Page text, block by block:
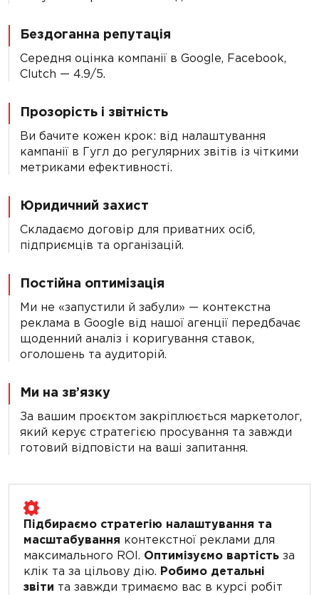
Бездоганна репутація
Середня оцінка компанії в Google, Facebook,
Clutch — 4.9/5.
Прозорість і звітність
Ви бачите кожен крок: від налаштування
кампанії в Гугл до регулярних звітів із чіткими
метриками ефективності.
Юридичний захист
Складаємо договір для приватних осіб,
підприємців та організацій.
Постійна оптимізація
Ми не «запустили й забули» — контекстна
реклама в Google від нашої агенції передбачає
щоденний аналіз і коригування ставок,
оголошень та аудиторій.
Ми на зв’язку
За вашим проєктом закріплюється маркетолог,
який керує стратегією просування та завжди
готовий відповісти на ваші запитання.
Підбираємо стратегію налаштування та
масштабування контекстної реклами для
максимального ROI. Оптимізуємо вартість за
клік та за цільову дію. Робимо детальні
звіти та завжди тримаємо вас в курсі робіт